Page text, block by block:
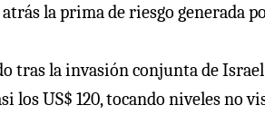
la prima de riesgo generada
tras la invasión conjunta de
los US$ 120, tocando niveles no